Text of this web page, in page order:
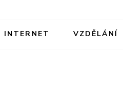
INTERNET VZDĚLÁNÍ